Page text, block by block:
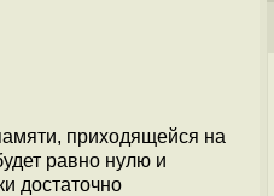
приходящейся на
равно нулю и
достаточно